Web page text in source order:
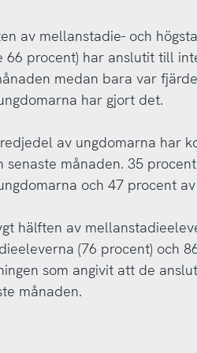
av mellanstadie- och
66 procent) har anslutit till
medan bara var
har gjort det.
av ungdomarna har
senaste månaden. 35
och 47 procent
hälften av
(76 procent) och
som angivit att de
månaden.